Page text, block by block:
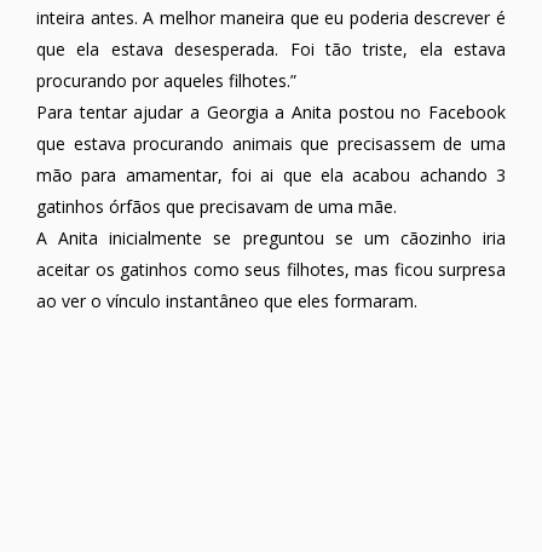
inteira antes. A melhor maneira que eu poderia descrever é
que ela estava desesperada. Foi tão triste, ela estava
procurando por aqueles filhotes.”
Para tentar ajudar a Georgia a Anita postou no Facebook
que estava procurando animais que precisassem de uma
mão para amamentar, foi ai que ela acabou achando 3
gatinhos órfãos que precisavam de uma mãe.
A Anita inicialmente se preguntou se um cãozinho iria
aceitar os gatinhos como seus filhotes, mas ficou surpresa
ao ver o vínculo instantâneo que eles formaram.